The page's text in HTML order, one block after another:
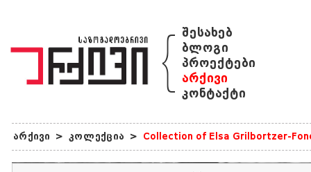
{ შესახებ
ბლოგი
პროექტები
არქივი
კონტაქტი
არქივი > კოლექცია > Collection of Elsa Grilbortzer-